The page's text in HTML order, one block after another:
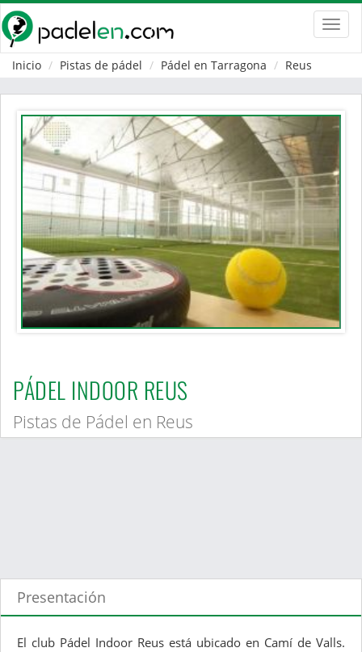
Inicio
Pistas de pádel Pádel en Tarragona Reus
PÁDEL INDOOR REUS
Pistas de Pádel en Reus
Presentación
El club Pádel Indoor Reus está ubicado en Camí de Valls.